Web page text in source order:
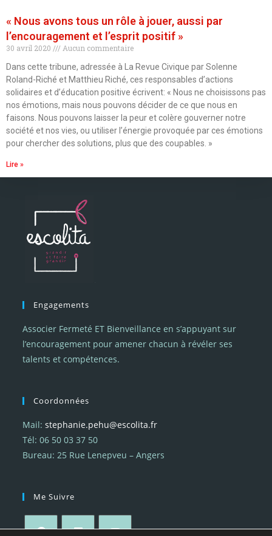
« Nous avons tous un rôle à jouer, aussi par
l’encouragement et l’esprit positif »
30 avril 2020
Aucun commentaire
Dans cette tribune, adressée à La Revue Civique par Solenne
Roland-Riché et Matthieu Riché, ces responsables d’actions
solidaires et d’éducation positive écrivent: « Nous ne choisissons pas
nos émotions, mais nous pouvons décider de ce que nous en
faisons. Nous pouvons laisser la peur et colère gouverner notre
société et nos vies, ou utiliser l’énergie provoquée par ces émotions
pour chercher des solutions, plus que des coupables. »
Lire »
Engagements
Associer Fermeté ET Bienveillance en s’appuyant sur
l’encouragement pour amener chacun à révéler ses
talents et compétences.
Coordonnées
Mail: stephanie.pehu@escolita.fr
Tél: 06 50 03 37 50
Bureau: 25 Rue Lenepveu – Angers
Me Suivre